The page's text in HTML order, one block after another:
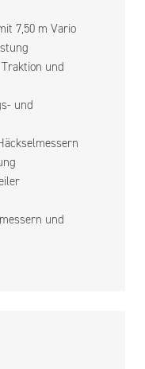
7,50 m Vario
und
und
und